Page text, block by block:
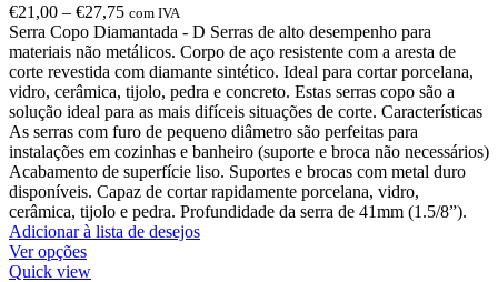
€21,00 – €27,75 com IVA
Serra Copo Diamantada - D Serras de alto desempenho para
materiais não metálicos. Corpo de aço resistente com a aresta de
corte revestida com diamante sintético. Ideal para cortar porcelana,
vidro, cerâmica, tijolo, pedra e concreto. Estas serras copo são a
solução ideal para as mais difíceis situações de corte. Características
As serras com furo de pequeno diâmetro são perfeitas para
instalações em cozinhas e banheiro (suporte e broca não necessários)
Acabamento de superfície liso. Suportes e brocas com metal duro
disponíveis. Capaz de cortar rapidamente porcelana, vidro,
cerâmica, tijolo e pedra. Profundidade da serra de 41mm (1.5/8”).
Adicionar à lista de desejos
Ver opções
Quick view